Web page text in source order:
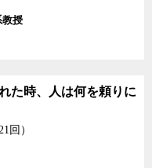
教授
た時、人は何を頼りに
回）